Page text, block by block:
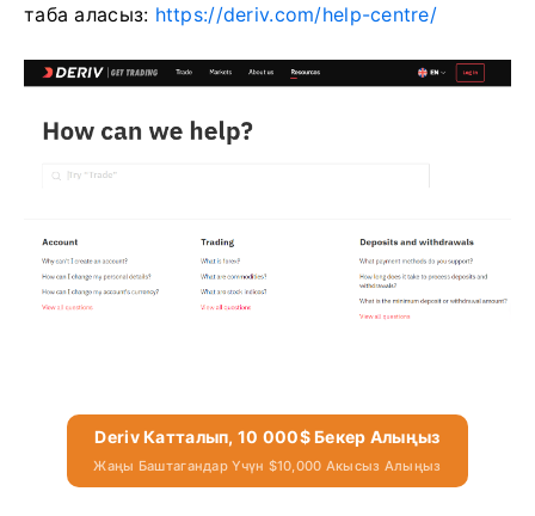
таба аласыз: https://deriv.com/help-centre/
Deriv Катталып, 10 000$ Бекер Алыңыз
Жаңы Баштагандар Үчүн $10,000 Акысыз Алыңыз